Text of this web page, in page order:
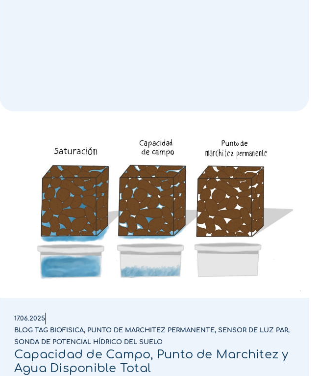
17.06.2025
BLOG TAG BIOFISICA, PUNTO DE MARCHITEZ PERMANENTE, SENSOR DE LUZ PAR,
SONDA DE POTENCIAL HÍDRICO DEL SUELO
Capacidad de Campo, Punto de Marchitez y
Agua Disponible Total